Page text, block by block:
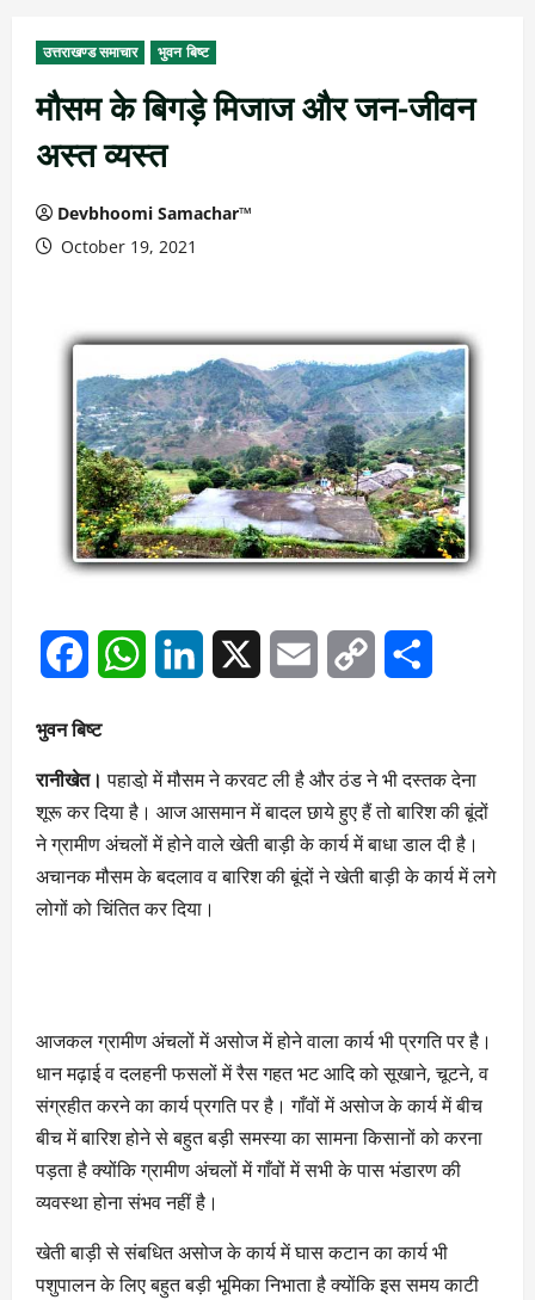
उत्तराखण्ड समाचार भुवन बिष्ट
मौसम के बिगड़े मिजाज और जन-जीवन
अस्त व्यस्त
Devbhoomi Samachar™
October 19, 2021
FacebookWhatsAppLinkedIn Email
Copy
भुवन बिष्ट
रानीखेत। पहाडो़ में मौसम ने करवट ली है और ठंड ने भी दस्तक देना
शूरू कर दिया है। आज आसमान में बादल छाये हुए हैं तो बारिश की बूंदों
ने ग्रामीण अंचलों में होने वाले खेती बाड़ी के कार्य में बाधा डाल दी है।
अचानक मौसम के बदलाव व बारिश की बूंदों ने खेती बाड़ी के कार्य में लगे
लोगों को चिंतित कर दिया।
आजकल ग्रामीण अंचलों में असोज में होने वाला कार्य भी प्रगति पर है।
धान मढ़ाई व दलहनी फसलों में रैस गहत भट आदि को सूखाने, चूटने, व
संग्रहीत करने का कार्य प्रगति पर है। गाँवों में असोज के कार्य में बीच
बीच में बारिश होने से बहुत बड़ी समस्या का सामना किसानों को करना
पड़ता है क्योंकि ग्रामीण अंचलों में गाँवों में सभी के पास भंडारण की
व्यवस्था होना संभव नहीं है।
खेती बाड़ी से संबधित असोज के कार्य में घास कटान का कार्य भी
पशुपालन के लिए बहुत बड़ी भूमिका निभाता है क्योंकि इस समय काटी